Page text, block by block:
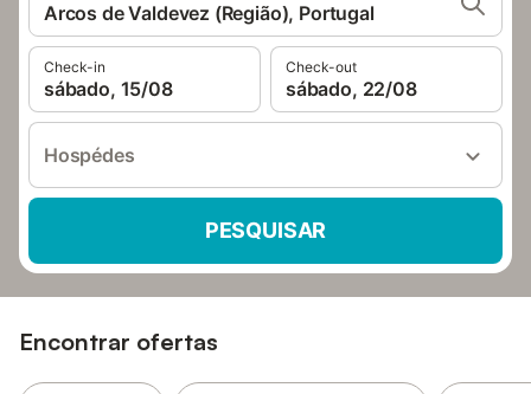
Arcos de Valdevez (Região), Portugal
Check-in
sábado, 15/08
Check-out
sábado, 22/08
Hospédes
PESQUISAR
Encontrar ofertas